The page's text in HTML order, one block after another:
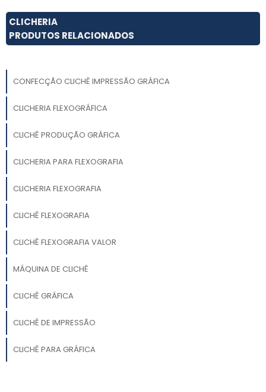
CLICHERIA
PRODUTOS RELACIONADOS
CONFECÇÃO CLICHÊ IMPRESSÃO GRÁFICA
CLICHERIA FLEXOGRÁFICA
CLICHÊ PRODUÇÃO GRÁFICA
CLICHERIA PARA FLEXOGRAFIA
CLICHERIA FLEXOGRAFIA
CLICHÊ FLEXOGRAFIA
CLICHÊ FLEXOGRAFIA VALOR
MÁQUINA DE CLICHÊ
CLICHÊ GRÁFICA
CLICHÊ DE IMPRESSÃO
CLICHÊ PARA GRÁFICA